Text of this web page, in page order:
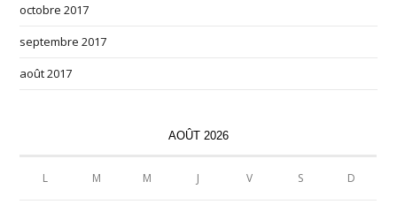
octobre 2017
septembre 2017
août 2017
AOÛT 2026
L M M J V S D